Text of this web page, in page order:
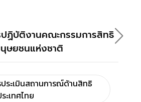
ปฏิบัติงานคณะกรรมการสิทธิ
ษยชนแห่งชาติ
ระเมินสถานการณ์ด้านสิทธิ
เทศไทย